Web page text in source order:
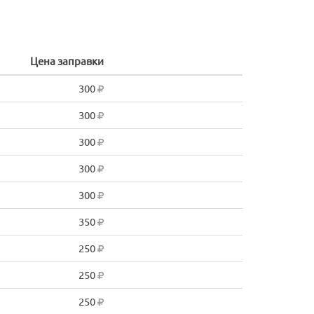
Цена заправки
300
300
300
300
300
350
250
250
250